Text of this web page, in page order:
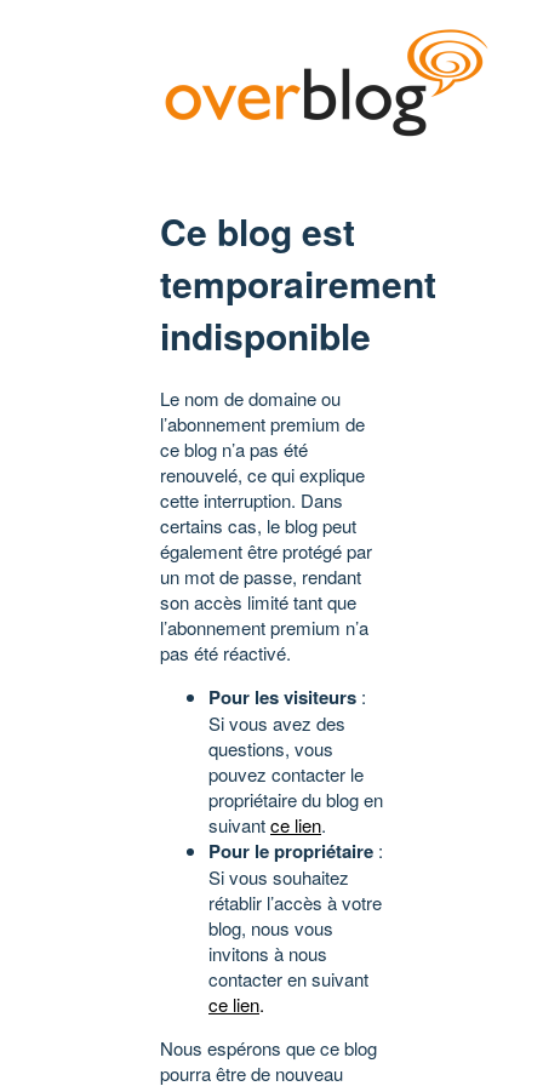
Ce blog est
temporairement
indisponible
Le nom de domaine ou
l’abonnement premium de
ce blog n’a pas été
renouvelé, ce qui explique
cette interruption. Dans
certains cas, le blog peut
également être protégé par
un mot de passe, rendant
son accès limité tant que
l’abonnement premium n’a
pas été réactivé.
Pour les visiteurs :
Si vous avez des
questions, vous
pouvez contacter le
propriétaire du blog en
suivantce lien.
Pour le propriétaire :
Si vous souhaitez
rétablir l’accès à votre
blog, nous vous
invitons à nous
contacter en suivant
ce lien.
Nous espérons que ce blog
pourra être de nouveau